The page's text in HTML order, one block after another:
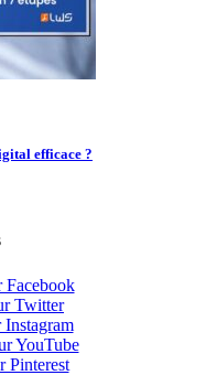
efficace ?
Facebook
Twitter
Instagram
YouTube
Pinterest